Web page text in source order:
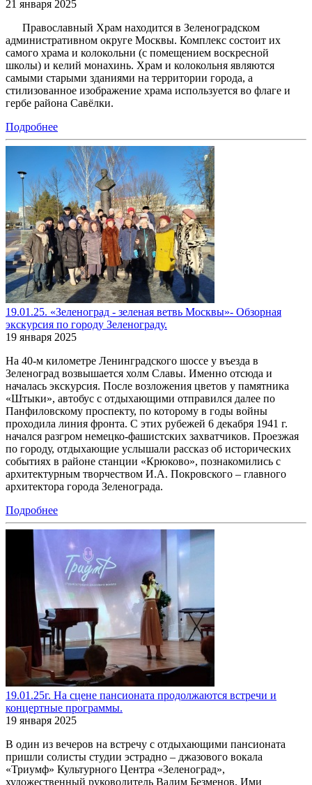
21 января 2025
Православный Храм находится в Зеленоградском
административном округе Москвы. Комплекс состоит их
самого храма и колокольни (с помещением воскресной
школы) и келий монахинь. Храм и колокольня являются
самыми старыми зданиями на территории города, а
стилизованное изображение храма используется во флаге и
гербе района Савёлки.
Подробнее
19.01.25. «Зеленоград - зеленая ветвь Москвы»- Обзорная
экскурсия по городу Зеленограду.
19 января 2025
На 40-м километре Ленинградского шоссе у въезда в
Зеленоград возвышается холм Славы. Именно отсюда и
началась экскурсия. После возложения цветов у памятника
«Штыки», автобус с отдыхающими отправился далее по
Панфиловскому проспекту, по которому в годы войны
проходила линия фронта. С этих рубежей 6 декабря 1941 г.
начался разгром немецко-фашистских захватчиков. Проезжая
по городу, отдыхающие услышали рассказ об исторических
событиях в районе станции «Крюково», познакомились с
архитектурным творчеством И.А. Покровского – главного
архитектора города Зеленограда.
Подробнее
19.01.25г. На сцене пансионата продолжаются встречи и
концертные программы.
19 января 2025
В один из вечеров на встречу с отдыхающими пансионата
пришли солисты студии эстрадно – джазового вокала
«Триумф» Культурного Центра «Зеленоград»,
художественный руководитель Вадим Безменов. Ими